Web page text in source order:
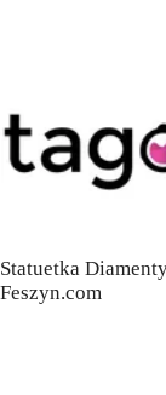
Statuetka
Feszyn.com